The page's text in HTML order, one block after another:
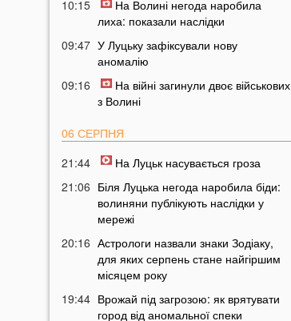
10:15
На Волині негода наробила
лиха: показали наслідки
09:47 У Луцьку зафіксували нову
аномалію
09:16
На війні загинули двоє військових
з Волині
06 СЕРПНЯ
21:44
На Луцьк насувається гроза
21:06 Біля Луцька негода наробила біди:
волиняни публікують наслідки у
мережі
20:16 Астрологи назвали знаки Зодіаку,
для яких серпень стане найгіршим
місяцем року
19:44 Врожай під загрозою: як врятувати
город від аномальної спеки